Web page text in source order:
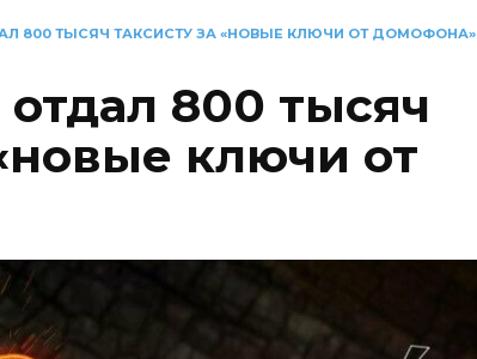
800 ТЫСЯЧ ТАКСИСТУ ЗА «НОВЫЕ КЛЮЧИ ОТ ДОМОФОНА»
800 тысяч
ключи от